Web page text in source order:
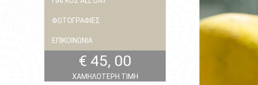
ΦΩΤΟΓΡΑΦΙΕΣ
ΕΠΙΚΟΙΝΩΝΙΑ
€ 45, 00
ΧΑΜΗΛΟΤΕΡΗ ΤΙΜΗ